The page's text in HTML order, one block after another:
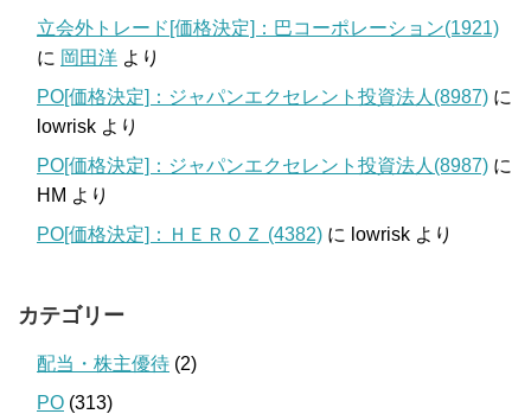
立会外トレード[価格決定]：巴コーポレーション(1921)
に 岡田洋 より
PO[価格決定]：ジャパンエクセレント投資法人(8987) に
lowrisk より
PO[価格決定]：ジャパンエクセレント投資法人(8987) に
HM より
PO[価格決定]：ＨＥＲＯＺ (4382) に lowrisk より
カテゴリー
配当・株主優待 (2)
PO (313)